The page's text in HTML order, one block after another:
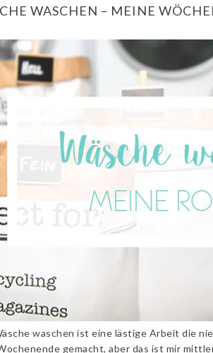
WASCHEN – MEINE
waschen ist eine lästige Arbeit die
gemacht, aber das ist mir